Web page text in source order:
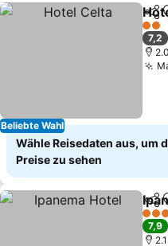
Beliebte Wahl
2
7,2
Wähle Reisedaten aus, um
Preise zu sehen
3
7,9